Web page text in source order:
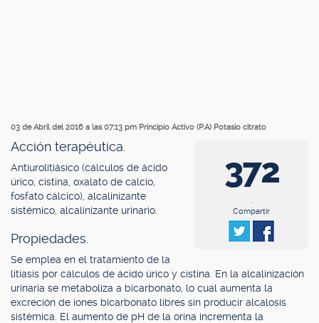
03 de Abril del 2016 a las 07:13 pm Principio Activo (P.A) Potasio citrato
372
.
Compartir
Acción terapéutica.
Antiurolitiásico (cálculos de ácido
úrico, cistina, oxalato de calcio,
fosfato cálcico), alcalinizante
sistémico, alcalinizante urinario.
Propiedades.
Se emplea en el tratamiento de la
litiasis por cálculos de ácido úrico y cistina. En la alcalinización
urinaria se metaboliza a bicarbonato, lo cual aumenta la
excreción de iones bicarbonato libres sin producir alcalosis
sistémica. El aumento de pH de la orina incrementa la